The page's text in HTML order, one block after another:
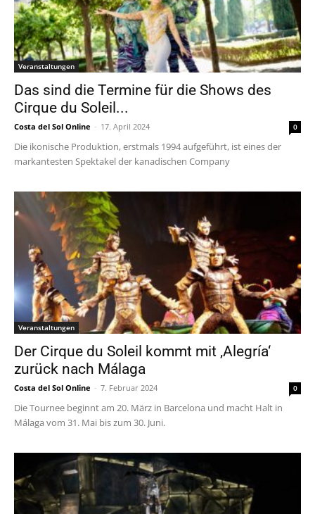
Veranstaltungen
Das sind die Termine für die Shows des
Cirque du Soleil...
Costa del Sol Online - 17. April 2024 0
Die ikonische Produktion, erstmals 1994 aufgeführt, ist eines der
markantesten Spektakel der kanadischen Company
Veranstaltungen
Der Cirque du Soleil kommt mit ‚Alegría‘
zurück nach Málaga
Costa del Sol Online - 7. Februar 2024 0
Die Tournee beginnt am 20. März in Barcelona und macht Halt in
Málaga vom 31. Mai bis zum 30. Juni.